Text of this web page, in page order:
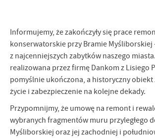
Informujemy, że zakończyły się prace
konserwatorskie przy Bramie Myśliborskiej
z najcenniejszych zabytków naszego
realizowana przez firmę Dankom z Lisiego
pomyślnie ukończona, a historyczny obiekt
życie i zabezpieczenie na kolejne dekady.
Przypomnijmy, że umowę na remont i
wybranych fragmentów muru przyległego
Myśliborskiej oraz jej zachodniej i
społecznościowych.